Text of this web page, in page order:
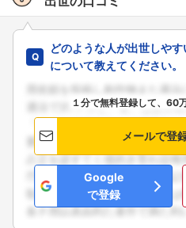
どのような人が出世しや
について教えてください。
１分で無料登録して、60
メールで登
Google
で登録